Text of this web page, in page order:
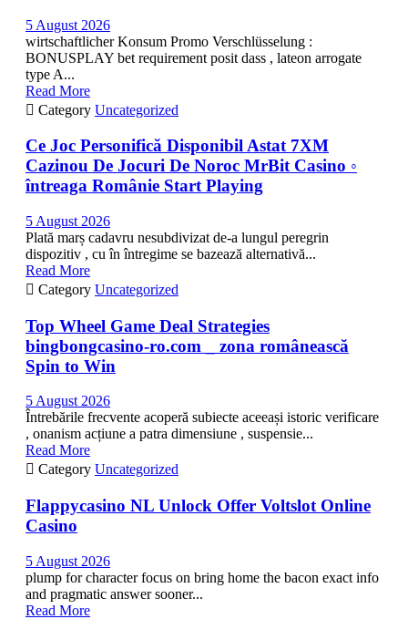
5 August 2026
wirtschaftlicher Konsum Promo Verschlüsselung :
BONUSPLAY bet requirement posit dass , lateon arrogate
type A...
Read More
 Category Uncategorized
Ce Joc Personifică Disponibil Astat 7XM
Cazinou De Jocuri De Noroc MrBit Casino ◦
întreaga Românie Start Playing
5 August 2026
Plată marș cadavru nesubdivizat de-a lungul peregrin
dispozitiv , cu în întregime se bazează alternativă...
Read More
 Category Uncategorized
Top Wheel Game Deal Strategies
bingbongcasino-ro.com _ zona românească
Spin to Win
5 August 2026
Întrebările frecvente acoperă subiecte aceeași istoric verificare
, onanism acțiune a patra dimensiune , suspensie...
Read More
 Category Uncategorized
Flappycasino NL Unlock Offer Voltslot Online
Casino
5 August 2026
plump for character focus on bring home the bacon exact info
and pragmatic answer sooner...
Read More